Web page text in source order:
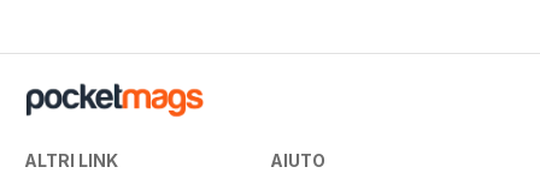
ALTRI LINK AIUTO